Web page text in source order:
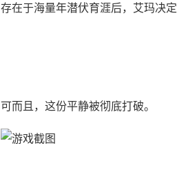
存在于海量年潜伏育涯后，艾玛决
可而且，这份平静被彻底打破。